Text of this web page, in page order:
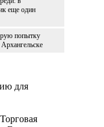
еще один
попытку
для